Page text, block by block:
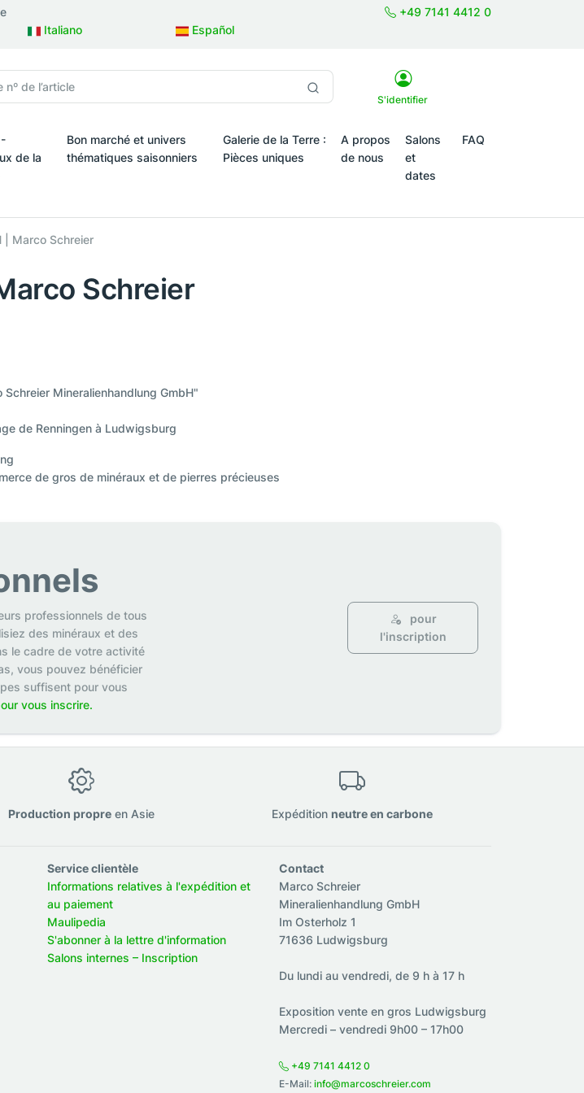
+49 7141 4412 0
Italiano Español
S'identifier
de la
Bon marché et univers
thématiques saisonniers
Galerie de la Terre :
Pièces uniques
A propos
de nous
Salons
et
dates
FAQ
| Marco Schreier
Schreier
Mineralienhandlung GmbH"
de Renningen à Ludwigsburg
de gros de minéraux et de pierres précieuses
professionnels de tous
des minéraux et des
le cadre de votre activité
vous pouvez bénéficier
suffisent pour vous
vous inscrire.
pour
l'inscription
Production propre en Asie Expédition neutre en carbone
Service clientèle
Informations relatives à l'expédition et
au paiement
Maulipedia
S'abonner à la lettre d'information
Salons internes – Inscription
Contact
Marco Schreier
Mineralienhandlung GmbH
Im Osterholz 1
71636 Ludwigsburg
Du lundi au vendredi, de 9 h à 17 h
Exposition vente en gros Ludwigsburg
Mercredi – vendredi 9h00 – 17h00
+49 7141 4412 0
E-Mail: info@marcoschreier.com